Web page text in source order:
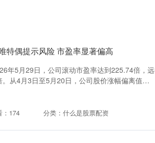
特偶提示风险 市盈率显著偏高
年5月29日，公司滚动市盈率达到225.74倍，远
从4月3日至5月20日，公司股价涨幅偏离值累
：174 分类：什么是股票配资